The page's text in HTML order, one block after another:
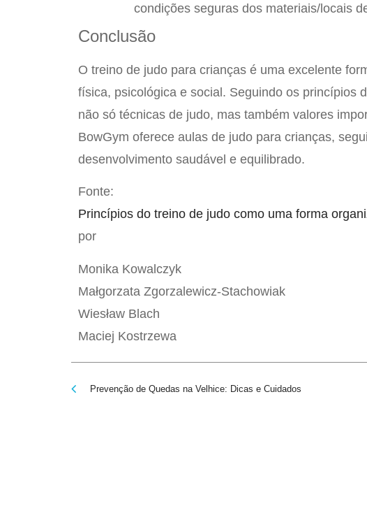
condições seguras dos materiais/locais
Conclusão
O treino de judo para crianças é uma excelente
física, psicológica e social. Seguindo os princípios
não só técnicas de judo, mas também valores
BowGym oferece aulas de judo para crianças,
desenvolvimento saudável e equilibrado.
Fonte:
Princípios do treino de judo como uma forma
por
Monika Kowalczyk
Małgorzata Zgorzalewicz-Stachowiak
Wiesław Blach
Maciej Kostrzewa
Prevenção de Quedas na Velhice: Dicas e Cuidados